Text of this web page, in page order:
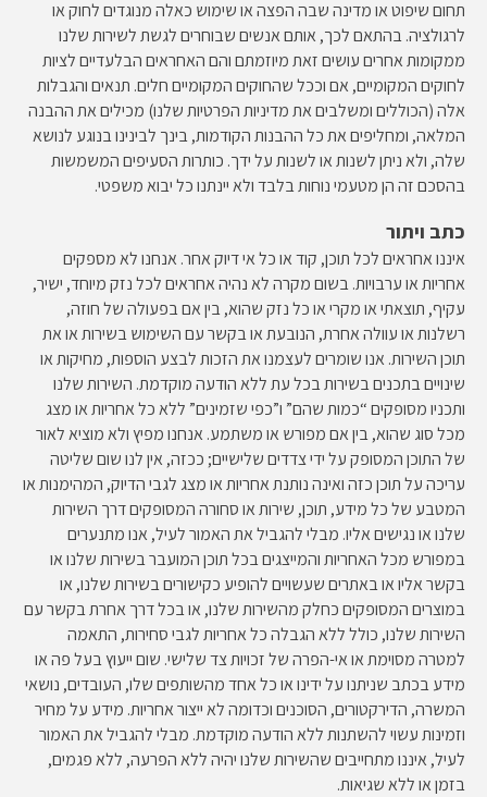
תחום שיפוט או מדינה שבה הפצה או שימוש כאלה מנוגדים לחוק או
לרגולציה. בהתאם לכך, אותם אנשים שבוחרים לגשת לשירות שלנו
ממקומות אחרים עושים זאת מיוזמתם והם האחראים הבלעדיים לציות
לחוקים המקומיים, אם וככל שהחוקים המקומיים חלים. תנאים והגבלות
אלה (הכוללים ומשלבים את מדיניות הפרטיות שלנו) מכילים את ההבנה
המלאה, ומחליפים את כל ההבנות הקודמות, בינך לבינינו בנוגע לנושא
שלה, ולא ניתן לשנות או לשנות על ידך. כותרות הסעיפים המשמשות
בהסכם זה הן מטעמי נוחות בלבד ולא יינתנו כל יבוא משפטי.
כתב ויתור
איננו אחראים לכל תוכן, קוד או כל אי דיוק אחר. אנחנו לא מספקים
אחריות או ערבויות. בשום מקרה לא נהיה אחראים לכל נזק מיוחד, ישיר,
עקיף, תוצאתי או מקרי או כל נזק שהוא, בין אם בפעולה של חוזה,
רשלנות או עוולה אחרת, הנובעת או בקשר עם השימוש בשירות או את
תוכן השירות. אנו שומרים לעצמנו את הזכות לבצע הוספות, מחיקות או
שינויים בתכנים בשירות בכל עת ללא הודעה מוקדמת. השירות שלנו
ותכניו מסופקים “כמות שהם” ו”כפי שזמינים” ללא כל אחריות או מצג
מכל סוג שהוא, בין אם מפורש או משתמע. אנחנו מפיץ ולא מוציא לאור
של התוכן המסופק על ידי צדדים שלישיים; ככזה, אין לנו שום שליטה
עריכה על תוכן כזה ואינה נותנת אחריות או מצג לגבי הדיוק, המהימנות או
המטבע של כל מידע, תוכן, שירות או סחורה המסופקים דרך השירות
שלנו או נגישים אליו. מבלי להגביל את האמור לעיל, אנו מתנערים
במפורש מכל האחריות והמייצגים בכל תוכן המועבר בשירות שלנו או
בקשר אליו או באתרים שעשויים להופיע כקישורים בשירות שלנו, או
במוצרים המסופקים כחלק מהשירות שלנו, או בכל דרך אחרת בקשר עם
השירות שלנו, כולל ללא הגבלה כל אחריות לגבי סחירות, התאמה
למטרה מסוימת או אי-הפרה של זכויות צד שלישי. שום ייעוץ בעל פה או
מידע בכתב שניתנו על ידינו או כל אחד מהשותפים שלו, העובדים, נושאי
המשרה, הדירקטורים, הסוכנים וכדומה לא ייצור אחריות. מידע על מחיר
וזמינות עשוי להשתנות ללא הודעה מוקדמת. מבלי להגביל את האמור
לעיל, איננו מתחייבים שהשירות שלנו יהיה ללא הפרעה, ללא פגמים,
בזמן או ללא שגיאות.